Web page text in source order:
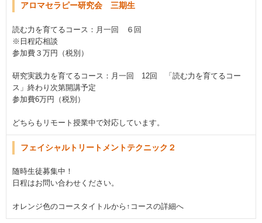
アロマセラピー研究会 三期生
読む力を育てるコース：月一回 ６回
※日程応相談
参加費３万円（税別）
研究実践力を育てるコース：月一回 12回 「読む力を育てるコー
ス」終わり次第開講予定
参加費6万円（税別）
どちらもリモート授業中で対応しています。
フェイシャルトリートメントテクニック２
随時生徒募集中！
日程はお問い合わせください。
オレンジ色のコースタイトルから↑コースの詳細へ